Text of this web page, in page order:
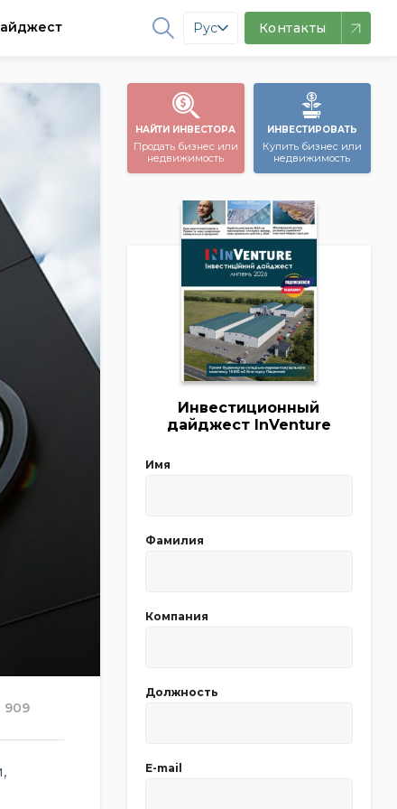
Рус Контакты
909
НАЙТИ ИНВЕСТОРА
Продать бизнес или
недвижимость
ИНВЕСТИРОВАТЬ
Купить бизнес или
недвижимость
Инвестиционный
дайджест InVenture
Имя
Фамилия
Компания
Должность
E-mail